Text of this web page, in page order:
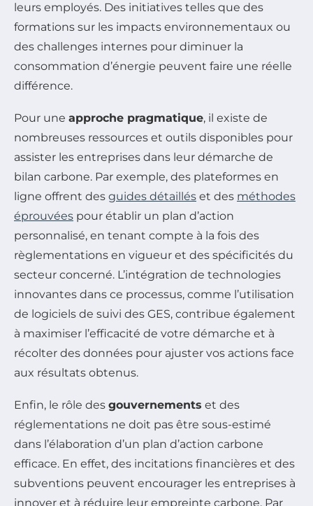
leurs employés. Des initiatives telles que des
formations sur les impacts environnementaux ou
des challenges internes pour diminuer la
consommation d’énergie peuvent faire une réelle
différence.
Pour une approche pragmatique, il existe de
nombreuses ressources et outils disponibles pour
assister les entreprises dans leur démarche de
bilan carbone. Par exemple, des plateformes en
ligne offrent des guides détaillés et des méthodes
éprouvées pour établir un plan d’action
personnalisé, en tenant compte à la fois des
règlementations en vigueur et des spécificités du
secteur concerné. L’intégration de technologies
innovantes dans ce processus, comme l’utilisation
de logiciels de suivi des GES, contribue également
à maximiser l’efficacité de votre démarche et à
récolter des données pour ajuster vos actions face
aux résultats obtenus.
Enfin, le rôle des gouvernements et des
réglementations ne doit pas être sous-estimé
dans l’élaboration d’un plan d’action carbone
efficace. En effet, des incitations financières et des
subventions peuvent encourager les entreprises à
innover et à réduire leur empreinte carbone. Par